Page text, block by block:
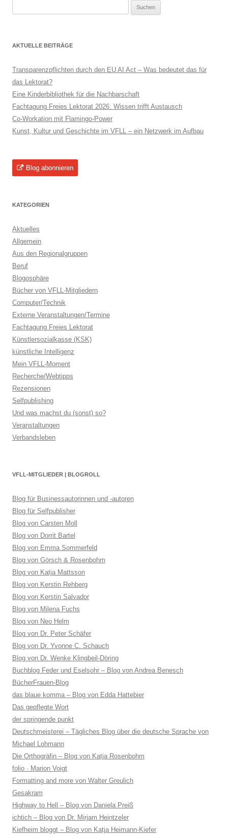
AKTUELLE BEITRÄGE
Transparenzpflichten durch den EU AI Act – Was bedeutet das für
das Lektorat?
Eine Kinderbibliothek für die Nachbarschaft
Fachtagung Freies Lektorat 2026: Wissen trifft Austausch
Co-Workation mit Flamingo-Power
Kunst, Kultur und Geschichte im VFLL – ein Netzwerk im Aufbau
Blog abonnieren
KATEGORIEN
Aktuelles
Allgemein
Aus den Regionalgruppen
Beruf
Blogosphäre
Bücher von VFLL-Mitgliedern
Computer/Technik
Externe Veranstaltungen/Termine
Fachtagung Freies Lektorat
Künstlersozialkasse (KSK)
künstliche Intelligenz
Mein VFLL-Moment
Recherche/Webtipps
Rezensionen
Selfpublishing
Und was machst du (sonst) so?
Veranstaltungen
Verbandsleben
VFLL-MITGLIEDER | BLOGROLL
Blog für Businessautorinnen und -autoren
Blog für Selfpublisher
Blog von Carsten Moll
Blog von Dorrit Bartel
Blog von Emma Sommerfeld
Blog von Görsch & Rosenbohm
Blog von Katja Mattsson
Blog von Kerstin Rehberg
Blog von Kerstin Salvador
Blog von Milena Fuchs
Blog von Neo Helm
Blog von Dr. Peter Schäfer
Blog von Dr. Yvonne C. Schauch
Blog von Dr. Wenke Klingbeil-Döring
Buchblog Feder und Eselsohr – Blog von Andrea Benesch
BücherFrauen-Blog
das blaue komma – Blog von Edda Hattebier
Das gepflegte Wort
der springende punkt
Deutschmeisterei – Tägliches Blog über die deutsche Sprache von
Michael Lohmann
Die Orthogräfin – Blog von Katja Rosenbohm
folio · Marion Voigt
Formatting and more von Walter Greulich
Gesakram
Highway to Hell – Blog von Daniela Preiß
ichtich – Blog von Dr. Mirjam Heintzeler
Kiefheim bloggt – Blog von Katja Heimann-Kiefer